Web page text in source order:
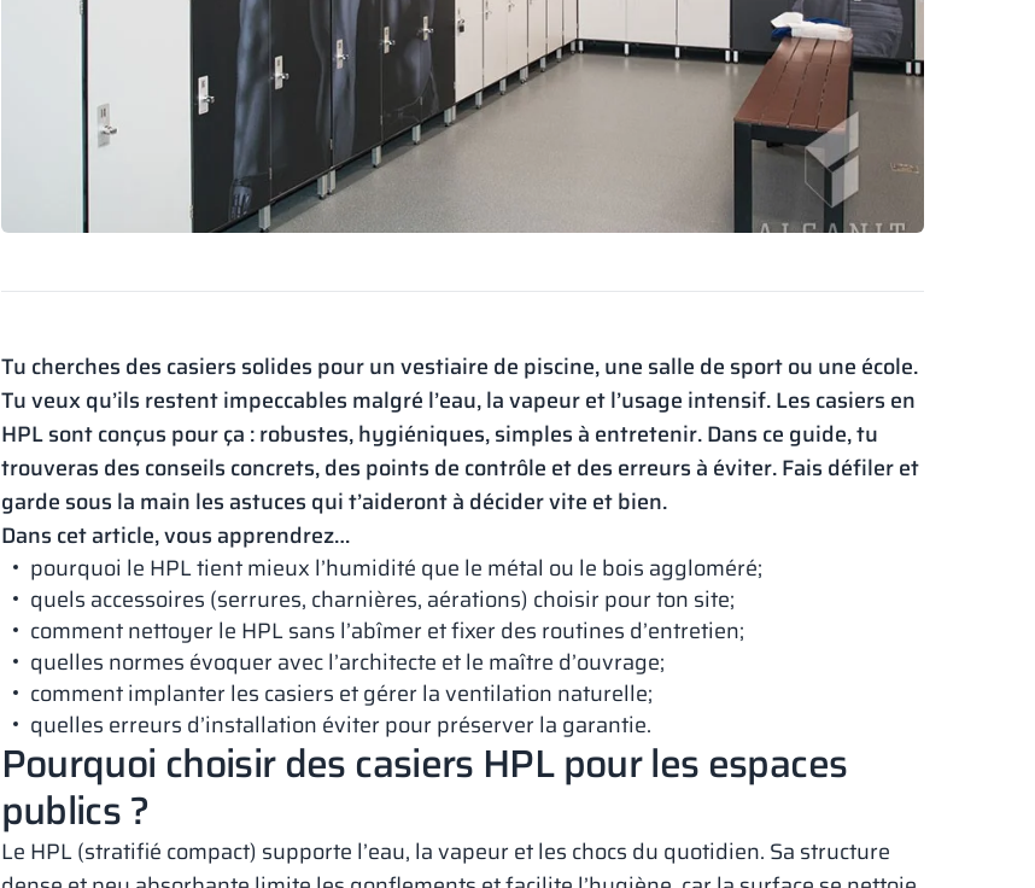
Tu cherches des casiers solides pour un vestiaire de piscine, une salle de sport ou une école.
Tu veux qu’ils restent impeccables malgré l’eau, la vapeur et l’usage intensif. Les casiers en
HPL sont conçus pour ça : robustes, hygiéniques, simples à entretenir. Dans ce guide, tu
trouveras des conseils concrets, des points de contrôle et des erreurs à éviter. Fais défiler et
garde sous la main les astuces qui t’aideront à décider vite et bien.
Dans cet article, vous apprendrez…
pourquoi le HPL tient mieux l’humidité que le métal ou le bois aggloméré;
quels accessoires (serrures, charnières, aérations) choisir pour ton site;
comment nettoyer le HPL sans l’abîmer et fixer des routines d’entretien;
quelles normes évoquer avec l’architecte et le maître d’ouvrage;
comment implanter les casiers et gérer la ventilation naturelle;
quelles erreurs d’installation éviter pour préserver la garantie.
Pourquoi choisir des casiers HPL pour les espaces
publics ?
Le HPL (stratifié compact) supporte l’eau, la vapeur et les chocs du quotidien. Sa structure